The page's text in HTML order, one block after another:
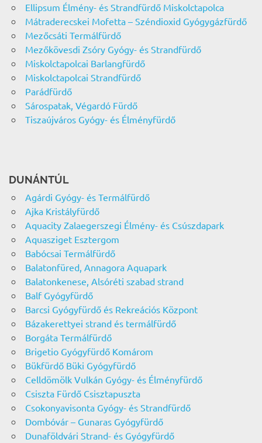
Ellipsum Élmény- és Strandfürdő Miskolctapolca
Mátraderecskei Mofetta – Széndioxid Gyógygázfürdő
Mezőcsáti Termálfürdő
Mezőkövesdi Zsóry Gyógy- és Strandfürdő
Miskolctapolcai Barlangfürdő
Miskolctapolcai Strandfürdő
Parádfürdő
Sárospatak, Végardó Fürdő
Tiszaújváros Gyógy- és Élményfürdő
DUNÁNTÚL
Agárdi Gyógy- és Termálfürdő
Ajka Kristályfürdő
Aquacity Zalaegerszegi Élmény- és Csúszdapark
Aquasziget Esztergom
Babócsai Termálfürdő
Balatonfüred, Annagora Aquapark
Balatonkenese, Alsóréti szabad strand
Balf Gyógyfürdő
Barcsi Gyógyfürdő és Rekreációs Központ
Bázakerettyei strand és termálfürdő
Borgáta Termálfürdő
Brigetio Gyógyfürdő Komárom
Bükfürdő Büki Gyógyfürdő
Celldömölk Vulkán Gyógy- és Élményfürdő
Csiszta Fürdő Csisztapuszta
Csokonyavisonta Gyógy- és Strandfürdő
Dombóvár – Gunaras Gyógyfürdő
Dunaföldvári Strand- és Gyógyfürdő